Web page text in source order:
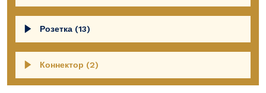
Розетка (13)
Коннектор (2)